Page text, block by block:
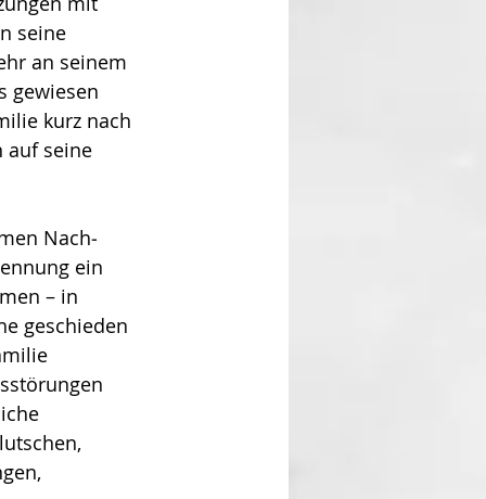
seine
an seinem
gewiesen
kurz nach
auf seine
Nach­
ein
– in
geschieden